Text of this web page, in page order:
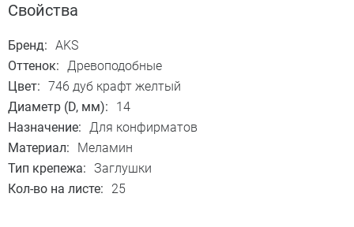
Свойства
Бренд: AKS
Оттенок: Древоподобные
Цвет: 746 дуб крафт желтый
Диаметр (D, мм):
14
Назначение: Для конфирматов
Материал:
Меламин
Тип крепежа: Заглушки
Кол-во на листе:
25